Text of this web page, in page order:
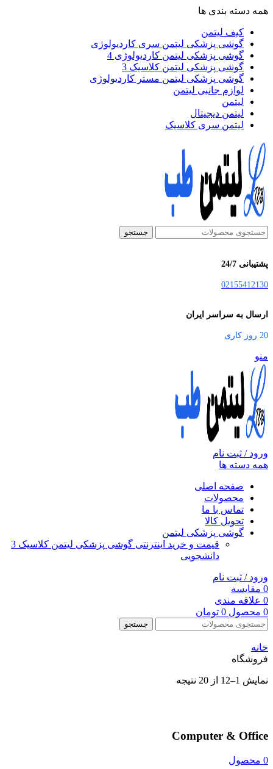
همه دسته بندی ها
کیف لیتمن
گوشی پزشکی لیتمن سری کاردیولوژی
گوشی پزشکی لیتمن کاردیولوژی 4
گوشی پزشکی لیتمن کلاسیک 3
گوشی پزشکی لیتمن مستر کاردیولوژی
لوازم جانبی لیتمن
لیتمن
لیتمن دیجیتال
لیتمن سری کلاسیک
جستجو
پشتیبانی 24/7
02155412130
ارسال به سراسر ایران
20 روز کاری
منو
ورود / ثبت نام
همه دسته ها
صفحه اصلی
محصولات
تماس با ما
تحویل کالا
گوشی پزشکی لیتمن
قیمت و خرید اینترنتی گوشی پزشکی لیتمن کلاسیک 3
دانشجویی
ورود / ثبت نام
0 مقایسه
0 علاقه مندی
0 محصول 0 تومان
جستجو
خانه
فروشگاه
نمایش 1–12 از 20 نتیجه
Computer & Office
0 محصول